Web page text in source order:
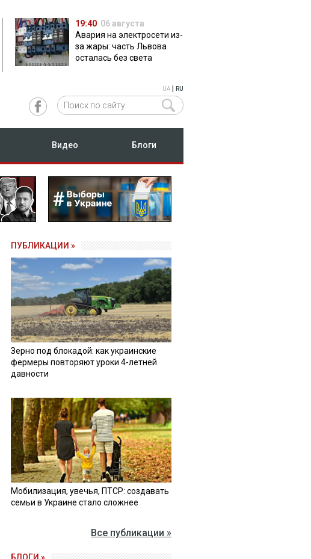
19:40 06 августа
Авария на электросети из-
за жары: часть Львова
осталась без света
UA RU
Видео Блоги
ПУБЛИКАЦИИ »
Зерно под блокадой: как украинские
фермеры повторяют уроки 4-летней
давности
Мобилизация, увечья, ПТСР: создавать
семьи в Украине стало сложнее
Все публикации »